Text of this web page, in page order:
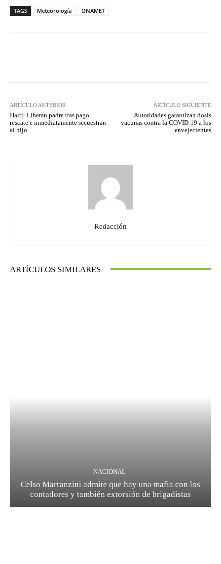
TAGS Meteorología ONAMET
ARTÍCULO ANTERIOR
Haití: Liberan padre tras pago
rescate e inmediatamente secuestran
al hijo
ARTÍCULO SIGUIENTE
Autoridades garantizan dosis
vacunas contra la COVID-19 a los
envejecientes
Redacción
ARTÍCULOS SIMILARES
NACIONAL
Celso Marranzini admite que hay una mafia con los
contadores y también extorsión de brigadistas